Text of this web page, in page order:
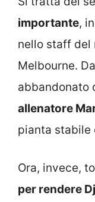
importante,
nello staff del
Melbourne.
abbandonato
allenatore
pianta stabile
Ora, invece,
per rendere